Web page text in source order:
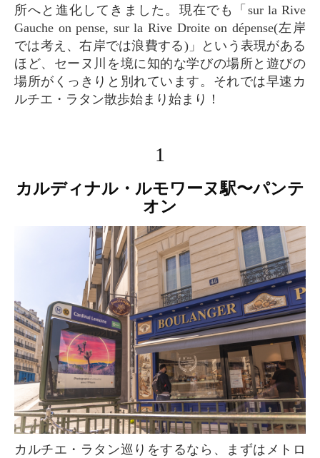
所へと進化してきました。現在でも「sur la Rive
Gauche on pense, sur la Rive Droite on dépense(左岸
では考え、右岸では浪費する)」という表現がある
ほど、セーヌ川を境に知的な学びの場所と遊びの
場所がくっきりと別れています。それでは早速カ
ルチエ・ラタン散歩始まり始まり！
1
カルディナル・ルモワーヌ駅〜パンテ
オン
カルチエ・ラタン巡りをするなら、まずはメトロ